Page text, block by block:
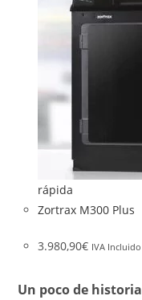
rápida
Zortrax M300 Plus
3.980,90€ IVA Incluido
Un poco de historia